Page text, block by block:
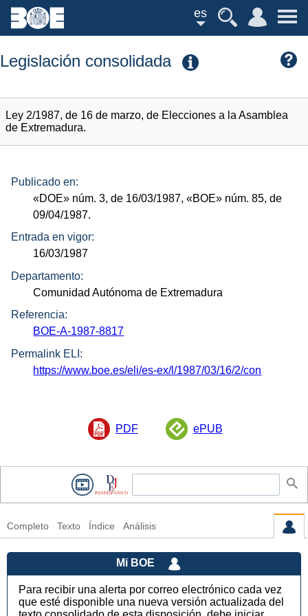
es
Legislación consolidada
Ley 2/1987, de 16 de marzo, de Elecciones a la Asamblea
de Extremadura.
Publicado en:
«DOE» núm. 3, de 16/03/1987,«BOE» núm. 85, de
09/04/1987.
Entrada en vigor:
16/03/1987
Departamento:
Comunidad Autónoma de Extremadura
Referencia:
BOE-A-1987-8817
Permalink ELI:
https://www.boe.es/eli/es-ex/l/1987/03/16/2/con
PDF ePUB
Completo Texto Índice Análisis
Mi BOE
Para recibir una alerta por correo electrónico cada vez
que esté disponible una nueva versión actualizada del